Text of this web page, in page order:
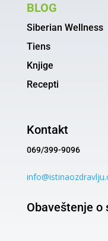
BLOG
Siberian Wellness
Tiens
Knjige
Recepti
Kontakt
069/399-9096
Obaveštenje o